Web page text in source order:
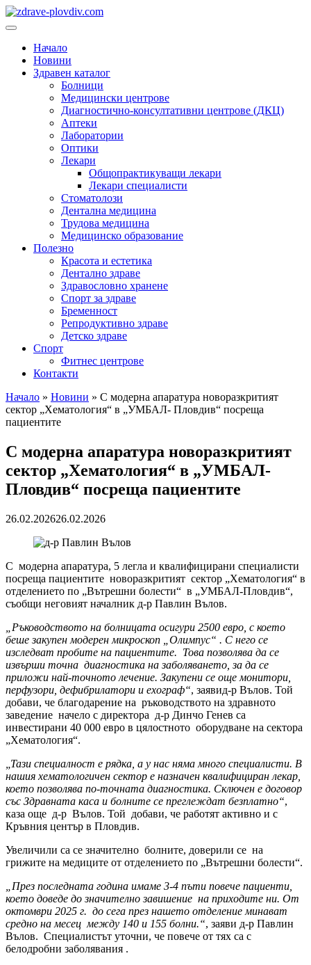
Преминете
към
Основно
Начало
Новини
Здравен каталог
Болници
Медицински центрове
Диагностично-консултативни центрове (ДКЦ)
Аптеки
Лаборатории
Оптики
Лекари
Общопрактикуващи лекари
Лекари специалисти
Стоматолози
Дентална медицина
Трудова медицина
Медицинско образование
Полезно
Красота и естетика
Дентално здраве
Здравословно хранене
Спорт за здраве
Бременност
Репродуктивно здраве
Детско здраве
Спорт
Фитнес центрове
Контакти
Начало » Новини » С модерна апаратура новоразкритият
сектор „Хематология“ в „УМБАЛ- Пловдив“ посреща
пациентите
С модерна апаратура новоразкритият
сектор „Хематология“ в „УМБАЛ-
Пловдив“ посреща пациентите
26.02.202626.02.2026
С модерна апаратура, 5 легла и квалифицирани специалисти
посреща пациентите новоразкритият сектор „Хематология“ в
отделението по „Вътрешни болести“ в „УМБАЛ-Пловдив“,
съобщи неговият началник д-р Павлин Вълов.
„Ръководството на болницата осигури 2500 евро, с което
беше закупен модерен микроскоп „Олимпус“ . С него се
изследват пробите на пациентите. Това позволява да се
извърши точна диагностика на заболяването, за да се
приложи най-точното лечение. Закупени се още монитори,
перфузори, дефибрилатори и ехограф“, заявид-р Вълов. Той
добави, че благодарение на ръководството на здравното
заведение начело с директора д-р Динчо Генев са
инвестирани 40 000 евро в цялостното оборудване на сектора
„Хематология“.
„Тази специалност е рядка, а у нас няма много специалисти. В
нашия хематологичен сектор е назначен квалифициран лекар,
което позволява по-точната диагностика. Сключен е договор
със Здравната каса и болните се преглеждат безплатно“,
каза още д-р Вълов. Той добави, че работят активно и с
Кръвния център в Пловдив.
Увеличили са се значително болните, доверили се на
грижите на медиците от отделението по „Вътрешни болести“.
„През последната година имаме 3-4 пъти повече пациенти,
което доведе до значително завишение на приходите ни. От
октомври 2025 г. до сега през нашето отделение минават
средно на месец между 140 и 155 болни.“, заяви д-р Павлин
Вълов. Специалистът уточни, че повече от тях са с
белодробни заболявания .